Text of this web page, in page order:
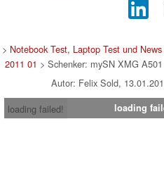
> Notebook Test, Laptop Test und News
2011 01 > Schenker: mySN XMG
Autor: Felix Sold,
loading failed!
loading